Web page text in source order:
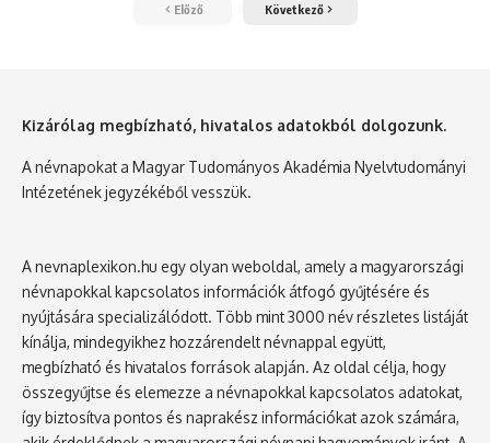
Előző Következő
Kizárólag megbízható, hivatalos adatokból dolgozunk.
A névnapokat a Magyar Tudományos Akadémia Nyelvtudományi
Intézetének jegyzékéből vesszük.
A nevnaplexikon.hu egy olyan weboldal, amely a magyarországi
névnapokkal kapcsolatos információk átfogó gyűjtésére és
nyújtására specializálódott. Több mint 3000 név részletes listáját
kínálja, mindegyikhez hozzárendelt névnappal együtt,
megbízható és hivatalos források alapján. Az oldal célja, hogy
összegyűjtse és elemezze a névnapokkal kapcsolatos adatokat,
így biztosítva pontos és naprakész információkat azok számára,